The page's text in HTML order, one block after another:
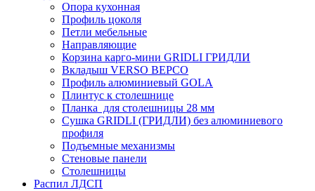
Опора кухонная
Профиль цоколя
Петли мебельные
Направляющие
Корзина карго-мини GRIDLI ГРИДЛИ
Вкладыш VERSO ВЕРСО
Профиль алюминиевый GOLA
Плинтус к столешнице
Планка для столешницы 28 мм
Сушка GRIDLI (ГРИДЛИ) без алюминиевого
профиля
Подъемные механизмы
Стеновые панели
Столешницы
Распил ЛДСП